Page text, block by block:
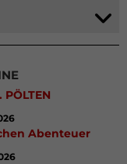
PÖLTEN
Abenteuer